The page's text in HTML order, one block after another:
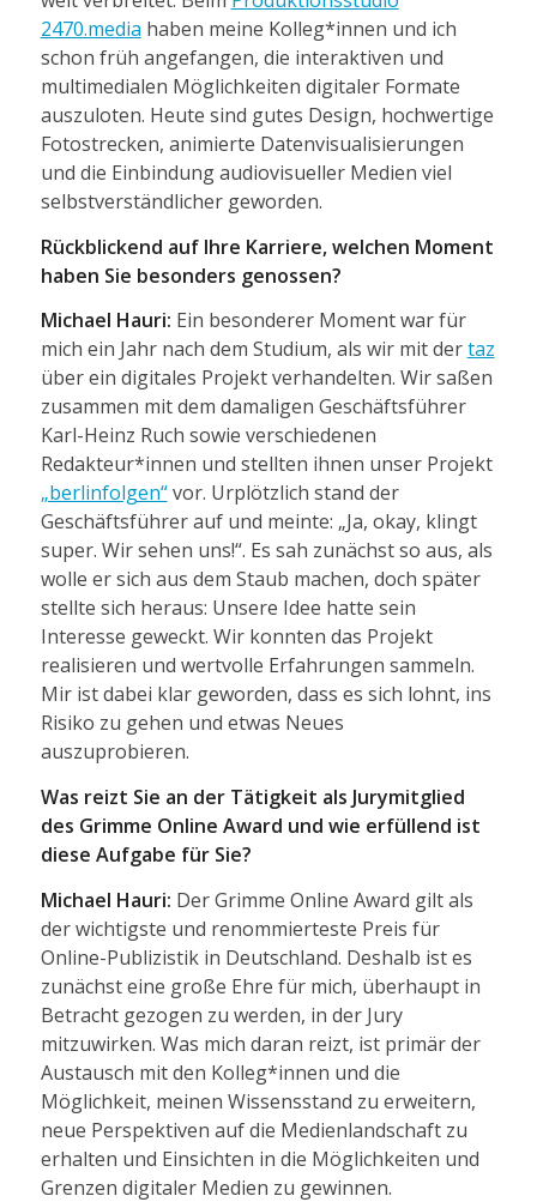
2470.media haben meine Kolleg*innen und ich
schon früh angefangen, die interaktiven und
multimedialen Möglichkeiten digitaler Formate
auszuloten. Heute sind gutes Design, hochwertige
Fotostrecken, animierte Datenvisualisierungen
und die Einbindung audiovisueller Medien viel
selbstverständlicher geworden.
Rückblickend auf Ihre Karriere, welchen Moment
haben Sie besonders genossen?
Michael Hauri: Ein besonderer Moment war für
mich ein Jahr nach dem Studium, als wir mit dertaz
über ein digitales Projekt verhandelten. Wir saßen
zusammen mit dem damaligen Geschäftsführer
Karl-Heinz Ruch sowie verschiedenen
Redakteur*innen und stellten ihnen unser Projekt
„berlinfolgen“vor. Urplötzlich stand der
Geschäftsführer auf und meinte: „Ja, okay, klingt
super. Wir sehen uns!“. Es sah zunächst so aus, als
wolle er sich aus dem Staub machen, doch später
stellte sich heraus: Unsere Idee hatte sein
Interesse geweckt. Wir konnten das Projekt
realisieren und wertvolle Erfahrungen sammeln.
Mir ist dabei klar geworden, dass es sich lohnt, ins
Risiko zu gehen und etwas Neues
auszuprobieren.
Was reizt Sie an der Tätigkeit als Jurymitglied
des Grimme Online Award und wie erfüllend ist
diese Aufgabe für Sie?
Michael Hauri: Der Grimme Online Award gilt als
der wichtigste und renommierteste Preis für
Online-Publizistik in Deutschland. Deshalb ist es
zunächst eine große Ehre für mich, überhaupt in
Betracht gezogen zu werden, in der Jury
mitzuwirken. Was mich daran reizt, ist primär der
Austausch mit den Kolleg*innen und die
Möglichkeit, meinen Wissensstand zu erweitern,
neue Perspektiven auf die Medienlandschaft zu
erhalten und Einsichten in die Möglichkeiten und
Grenzen digitaler Medien zu gewinnen.